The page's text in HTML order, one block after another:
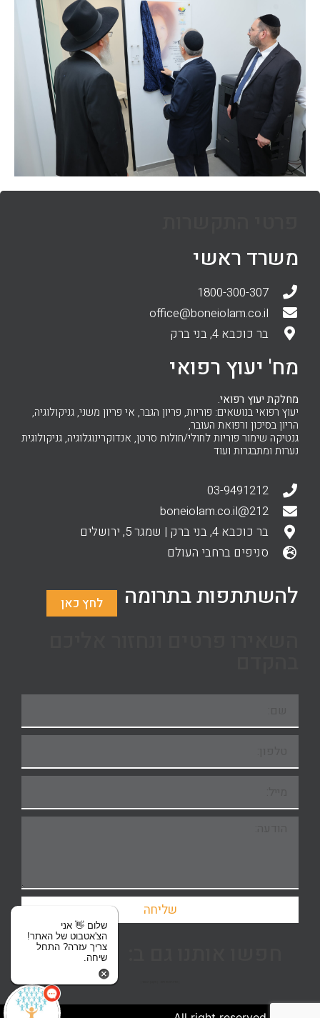
משרד ראשי
1800-300-307
office@boneiolam.co.il
בר כוכבא 4, בני ברק
מח' יעוץ רפואי
מחלקת יעוץ רפואי.
יעוץ רפואי בנושאים: פוריות, פריון הגבר, אי פריון משני, גניקולוגיה,
הריון בסיכון ורפואת העובר,
גנטיקה שימור פוריות לחולי/חולות סרטן, אנדוקרינוגלוגיה, גניקולוגית
נערות ומתבגרות ועוד
03-9491212
212@boneiolam.co.il
בר כוכבא 4, בני ברק | שמגר 5, ירושלים
סניפים ברחבי העולם
להשתתפות בתרומה לחץ כאן
שליחה
שלום 👋 אני
הצ'אטבוט של האתר!
צריך עזרה? התחל
שיחה.